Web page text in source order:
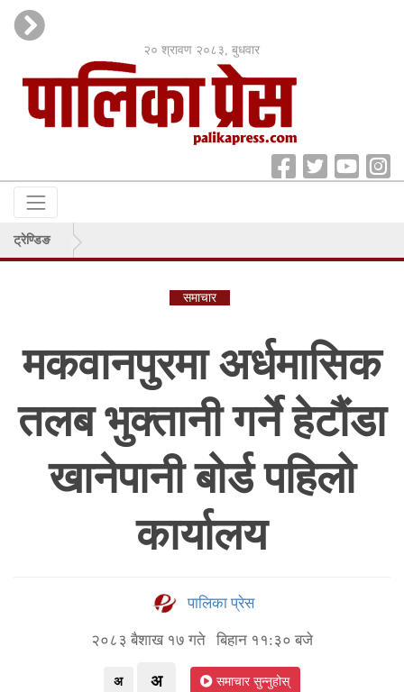
२० श्रावण २०८३, बुधवार
ट्रेण्डिङ
समाचार
मकवानपुरमा अर्धमासिक
तलब भुक्तानी गर्ने हेटौंडा
खानेपानी बोर्ड पहिलो
कार्यालय
पालिका प्रेस
२०८३ बैशाख १७ गते बिहान ११:३० बजे
अ अ समाचार सुन्नुहोस्